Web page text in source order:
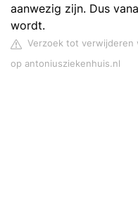
aanwezig zijn. Dus
wordt.
Verzoek tot verwijderen
op antoniusziekenhuis.nl